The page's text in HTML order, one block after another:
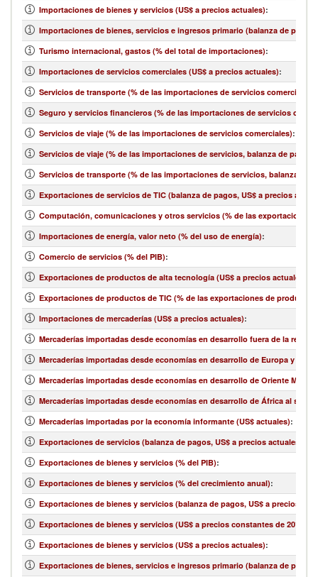
Importaciones de bienes y servicios (US$ a precios actuales):
Importaciones de bienes, servicios e ingresos primario (balanza de
Turismo internacional, gastos (% del total de importaciones):
Importaciones de servicios comerciales (US$ a precios actuales):
Servicios de transporte (% de las importaciones de servicios comerciales)
Seguro y servicios financieros (% de las importaciones de servicios
Servicios de viaje (% de las importaciones de servicios comerciales):
Servicios de viaje (% de las importaciones de servicios, balanza de pagos)
Servicios de transporte (% de las importaciones de servicios, balanza de
Exportaciones de servicios de TIC (balanza de pagos, US$ a precios
Computación, comunicaciones y otros servicios (% de las exportaciones
Importaciones de energía, valor neto (% del uso de energía):
Comercio de servicios (% del PIB):
Exportaciones de productos de alta tecnología (US$ a precios actuales)
Exportaciones de productos de TIC (% de las exportaciones de productos)
Importaciones de mercaderías (US$ a precios actuales):
Mercaderías importadas desde economías en desarrollo fuera de la
Mercaderías importadas desde economías en desarrollo de Europa y
Mercaderías importadas desde economías en desarrollo de Oriente
Mercaderías importadas desde economías en desarrollo de África al sur
Mercaderías importadas por la economía informante (US$ actuales):
Exportaciones de servicios (balanza de pagos, US$ a precios actuales)
Exportaciones de bienes y servicios (% del PIB):
Exportaciones de bienes y servicios (% del crecimiento anual):
Exportaciones de bienes y servicios (balanza de pagos, US$ a precios
Exportaciones de bienes y servicios (US$ a precios constantes de 2010)
Exportaciones de bienes y servicios (US$ a precios actuales):
Exportaciones de bienes, servicios e ingresos primario (balanza de